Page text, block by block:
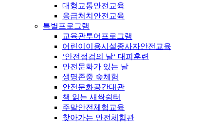
대형교통안전교육
응급처치안전교육
특별프로그램
교육관투어프로그램
어린이이용시설종사자안전교육
‘안전점검의 날‘ 대피훈련
안전문화가 있는 날
생명존중 숲체험
안전문화공간대관
책 읽는 새싹쉼터
주말안전체험교육
찾아가는 안전체험관